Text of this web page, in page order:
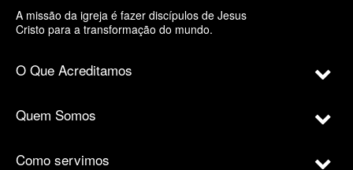
A missão da igreja é fazer discípulos de Jesus
Cristo para a transformação do mundo.
O Que Acreditamos
Quem Somos
Como servimos